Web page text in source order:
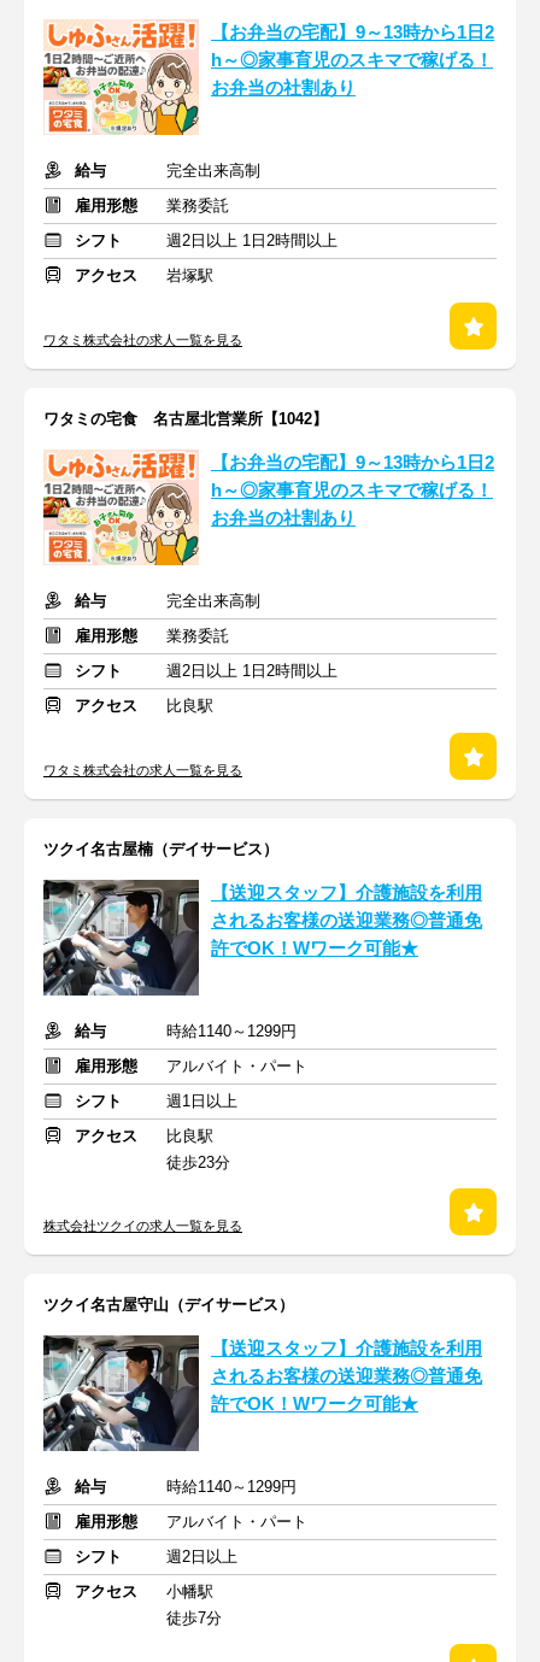
【お弁当の宅配】9～13時から1日2
h～◎家事育児のスキマで稼げる！
お弁当の社割あり
給与
完全出来高制
雇用形態
業務委託
シフト
週2日以上 1日2時間以上
アクセス
岩塚駅
ワタミ株式会社の求人一覧を見る
ワタミの宅食 名古屋北営業所【1042】
【お弁当の宅配】9～13時から1日2
h～◎家事育児のスキマで稼げる！
お弁当の社割あり
給与
完全出来高制
雇用形態
業務委託
シフト
週2日以上 1日2時間以上
アクセス
比良駅
ワタミ株式会社の求人一覧を見る
ツクイ名古屋楠（デイサービス）
【送迎スタッフ】介護施設を利用
されるお客様の送迎業務◎普通免
許でOK！Wワーク可能★
給与
時給1140～1299円
雇用形態
アルバイト・パート
シフト
週1日以上
アクセス
比良駅
徒歩23分
株式会社ツクイの求人一覧を見る
ツクイ名古屋守山（デイサービス）
【送迎スタッフ】介護施設を利用
されるお客様の送迎業務◎普通免
許でOK！Wワーク可能★
給与
時給1140～1299円
雇用形態
アルバイト・パート
シフト
週2日以上
アクセス
小幡駅
徒歩7分